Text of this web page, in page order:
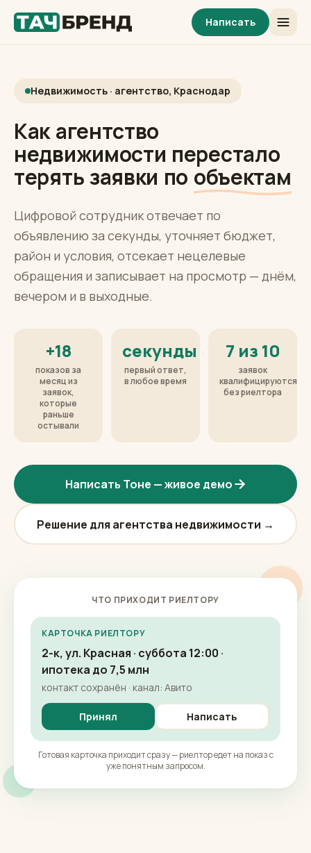
Написать
Недвижимость · агентство, Краснодар
Как агентство
недвижимости перестало
терять заявки по объектам
Цифровой сотрудник отвечает по
объявлению за секунды, уточняет бюджет,
район и условия, отсекает нецелевые
обращения и записывает на просмотр — днём,
вечером и в выходные.
+18
показов за
месяц из
заявок,
которые
раньше
остывали
секунды
первый ответ,
в любое время
7 из 10
заявок
квалифицируются
без риелтора
Написать Тоне — живое демо
Решение для агентства недвижимости →
ЧТО ПРИХОДИТ РИЕЛТОРУ
КАРТОЧКА РИЕЛТОРУ
2-к, ул. Красная · суббота 12:00 ·
ипотека до 7,5 млн
контакт сохранён · канал: Авито
Принял Написать
Готовая карточка приходит сразу — риелтор едет на показ с
уже понятным запросом.